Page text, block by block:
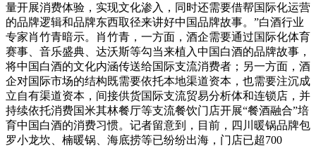
量开展消费体验，实现文化渗入，同时还需要借帮国际化运营
的品牌逻辑和品牌东西取径来讲好中国品牌故事。”白酒行业
专家肖竹青暗示。肖竹青，一方面，酒企需要通过国际化体育
赛事、音乐盛典、达沃斯等勾当来植入中国白酒的品牌故事，
将中国白酒的文化内涵传送给国际支流消费者；另一方面，酒
企对国际市场的结构既需要依托本地渠道资本，也需要注沉成
立自有渠道资本，间接供货国际支流贸易分析体和连锁店，并
持续依托消费国米其林餐厅等支流餐饮门店开展“餐酒融合”培
育中国白酒的消费习惯。记者留意到，目前，四川暖锅品牌包
罗小龙坎、楠暖锅、海底捞等已纷纷出海，门店已超700